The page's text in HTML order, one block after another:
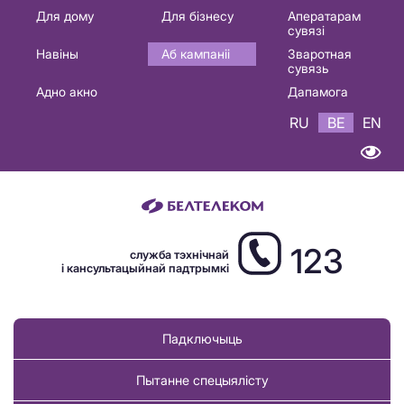
Основная
навигация
Для дому Для бізнесу
Аператарам
сувязі
Навіны
Аб кампаніі
Зваротная
сувязь
Адно акно
Дапамога
RU BE EN
служба тэхнічнай
і кансультацыйнай падтрымкі
123
Падключыць
Пытанне спецыялісту